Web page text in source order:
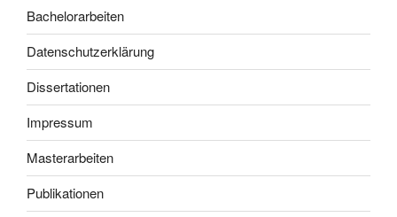
Bachelorarbeiten
Datenschutzerklärung
Dissertationen
Impressum
Masterarbeiten
Publikationen